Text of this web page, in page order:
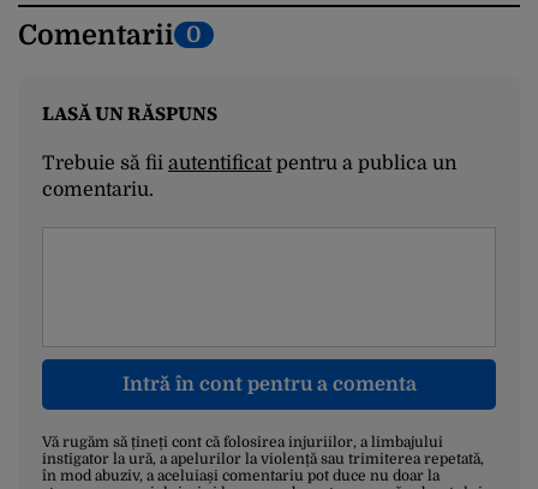
Comentarii 0
LASĂ UN RĂSPUNS
Trebuie să fii autentificatpentru a publica un
comentariu.
Intră în cont pentru a comenta
Vă rugăm să țineți cont că folosirea injuriilor, a limbajului
instigator la ură, a apelurilor la violență sau trimiterea repetată,
în mod abuziv, a aceluiași comentariu pot duce nu doar la